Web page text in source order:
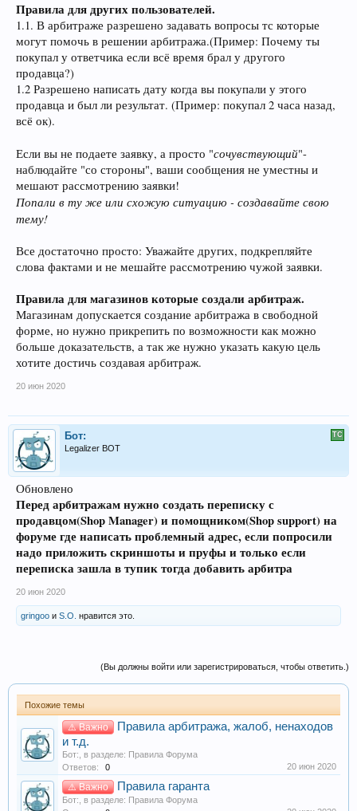
Правила для других пользователей.
1.1. В арбитраже разрешено задавать вопросы тс которые
могут помочь в решении арбитража.(Пример: Почему ты
покупал у ответчика если всё время брал у другого
продавца?)
1.2 Разрешено написать дату когда вы покупали у этого
продавца и был ли результат. (Пример: покупал 2 часа назад,
всё ок).
Если вы не подаете заявку, а просто "сочувствующий"-
наблюдайте "со стороны", ваши сообщения не уместны и
мешают рассмотрению заявки!
Попали в ту же или схожую ситуацию - создавайте свою
тему!
Все достаточно просто: Уважайте других, подкрепляйте
слова фактами и не мешайте рассмотрению чужой заявки.
Правила для магазинов которые создали арбитраж.
Магазинам допускается создание арбитража в свободной
форме, но нужно прикрепить по возможности как можно
больше доказательств, а так же нужно указать какую цель
хотите достичь создавая арбитраж.
20 июн 2020
Бот:
Legalizer BOT
Обновлено
Перед арбитражам нужно создать переписку с
продавцом(Shop Manager) и помощником(Shop support) на
форуме где написать проблемный адрес, если попросили
надо приложить скриншоты и пруфы и только если
переписка зашла в тупик тогда добавить арбитра
20 июн 2020
gringoo и S.O. нравится это.
(Вы должны войти или зарегистрироваться, чтобы ответить.)
Похожие темы
⚠️ Важно
Правила арбитража, жалоб, ненаходов
и т.д.
Бот: , в разделе: Правила Форума
Ответов:
0 20 июн 2020
⚠️ Важно Правила гаранта
Бот: , в разделе: Правила Форума